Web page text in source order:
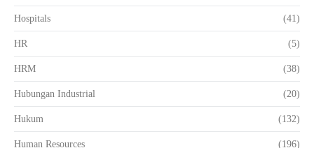
Hospitals (41)
HR (5)
HRM (38)
Hubungan Industrial (20)
Hukum (132)
Human Resources (196)